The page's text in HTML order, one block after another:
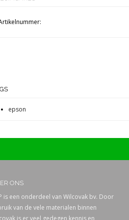
epson
ONS
is een onderdeel van Wilcovak bv. Door
van de vele materialen binnen
is er veel gedegen kennis en